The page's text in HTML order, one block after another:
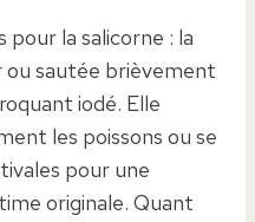
pour la salicorne : la
sautée brièvement
iodé. Elle
les poissons ou se
pour une
originale. Quant